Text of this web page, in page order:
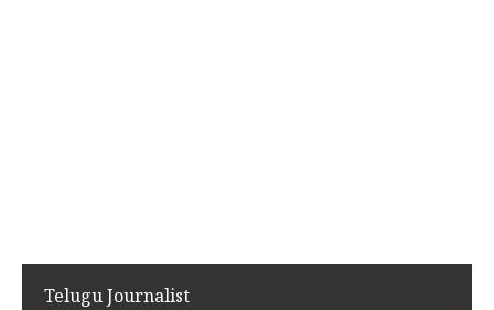
Telugu Journalist